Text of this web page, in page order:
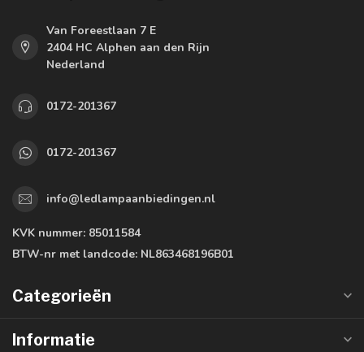
Van Foreestlaan 7 E
2404 HC Alphen aan den Rijn
Nederland
0172-201367
0172-201367
info@ledlampaanbiedingen.nl
KVK nummer: 85011584
BTW-nr met landcode: NL863468196B01
Categorieën
Informatie